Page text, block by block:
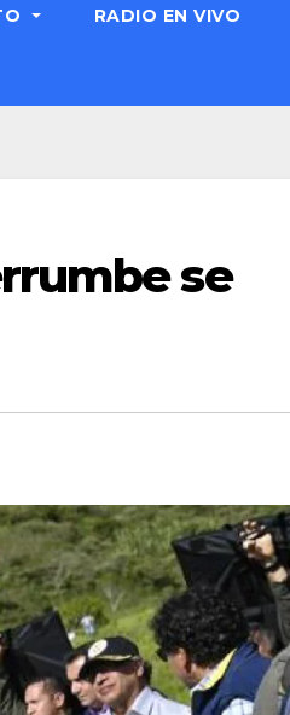
RADIO EN VIVO
se